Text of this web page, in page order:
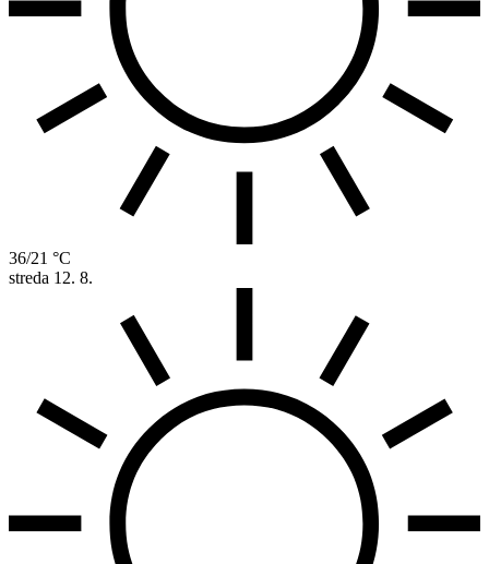
36/21 °C
streda 12. 8.